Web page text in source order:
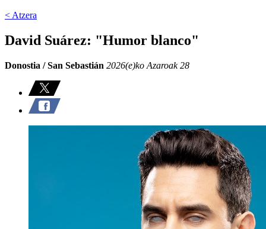
< Atzera
David Suárez: "Humor blanco"
Donostia / San Sebastián 2026(e)ko Azaroak 28